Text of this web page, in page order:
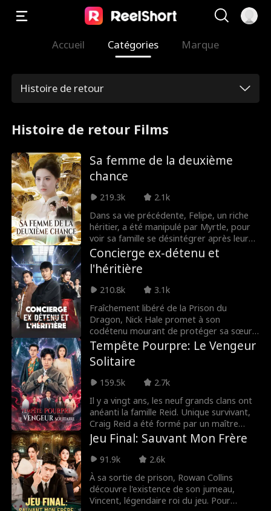
Accueil Catégories Marque
Histoire de retour
Histoire de retour Films
Sa femme de la deuxième
chance
219.3k
2.1k
Dans sa vie précédente, Felipe, un riche
héritier, a été manipulé par Myrtle, pour
voir sa famille se désintégrer après leur
mariage. Réincarné avec une seconde
chance, il se détourne de son passé et
choisit Reana, une femme sereine qu'il
pense n'avoir jamais rencontrée. Mais ce
que Felipe ignore, c'est que cette femme
mystérieuse ne lui est pas inconnue. Ils
partagent un beau souvenir d'enfance
oublié.
Concierge ex-détenu et
l'héritière
210.8k
3.1k
Fraîchement libéré de la Prison du
Dragon, Nick Hale promet à son
codétenu mourant de protéger sa sœur,
Jade. Dissimulé sous les traits d'un simple
concierge de dojo, il doit intervenir
lorsqu'un rival défie la jeune femme en
duel à mort. Sur le ring, la puissance de
Nick va stupéfier l'assistance.
Tempête Pourpre: Le Vengeur
Solitaire
159.5k
2.7k
Il y a vingt ans, les neuf grands clans ont
anéanti la famille Reid. Unique survivant,
Craig Reid a été formé par un maître
avisé jusqu'au zénith de la cultivation, prêt
pour l'ascension. Mais la tribulation
céleste ne s'est jamais manifestée.
Renvoyé par son maître pour dénouer
son karma, Craig croise le chemin de Zoe
Zimmer et rejoint sa lutte contre les
clans. C'est peut-être la clé de sa percée
Jeu Final: Sauvant Mon Frère
91.9k
2.6k
À sa sortie de prison, Rowan Collins
découvre l'existence de son jumeau,
Vincent, légendaire roi du jeu. Pour